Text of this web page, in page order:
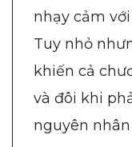
nhạy cảm
Tuy nhỏ
khiến cả
và đôi khi
nguyên